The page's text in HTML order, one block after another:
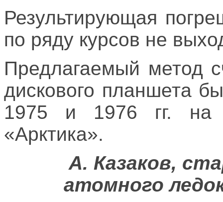
Результирующая
по ряду курсов не
Предлагаемый метод
дискового планшета
1975 и 1976 гг. на
«Арктика».
А. Казаков,
атомного